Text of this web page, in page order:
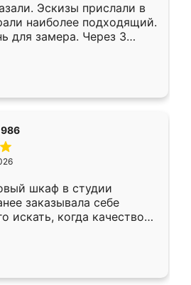
Эскизы прислали в
наиболее подходящий.
для замера. Через 3
уже готова. Остались
Спасибо Ренессанс
работу!
шкаф в студии
заказывала себе
искать, когда качеством
Служит кухня уже почти
нет.